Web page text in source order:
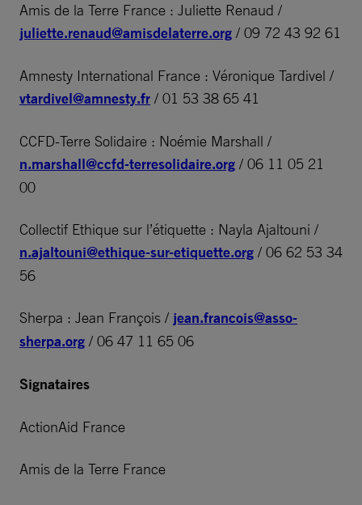
Amis de la Terre France : Juliette Renaud /
juliette.renaud@amisdelaterre.org / 09 72 43 92 61
Amnesty International France : Véronique Tardivel /
vtardivel@amnesty.fr / 01 53 38 65 41
CCFD-Terre Solidaire : Noémie Marshall /
n.marshall@ccfd-terresolidaire.org / 06 11 05 21
00
Collectif Ethique sur l’étiquette : Nayla Ajaltouni /
n.ajaltouni@ethique-sur-etiquette.org / 06 62 53 34
56
Sherpa : Jean François / jean.francois@asso-
sherpa.org / 06 47 11 65 06
Signataires
ActionAid France
Amis de la Terre France